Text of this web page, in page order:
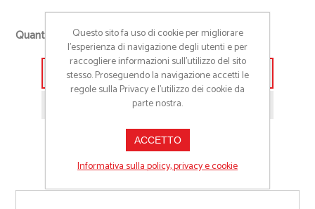
Quantità richiesta
+
-
Aggiungi alla lista preventivo
Richiedi informazioni prodotto
Questo sito fa uso di cookie per migliorare
l’esperienza di navigazione degli utenti e per
raccogliere informazioni sull’utilizzo del sito
stesso. Proseguendo la navigazione accetti le
regole sulla Privacy e l'utilizzo dei cookie da
parte nostra.
ACCETTO
Informativa sulla policy, privacy e cookie